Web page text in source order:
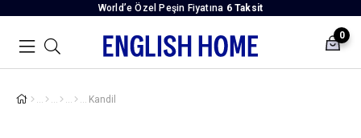
World’e Özel Peşin Fiyatına 6 Taksit
0
Kandil